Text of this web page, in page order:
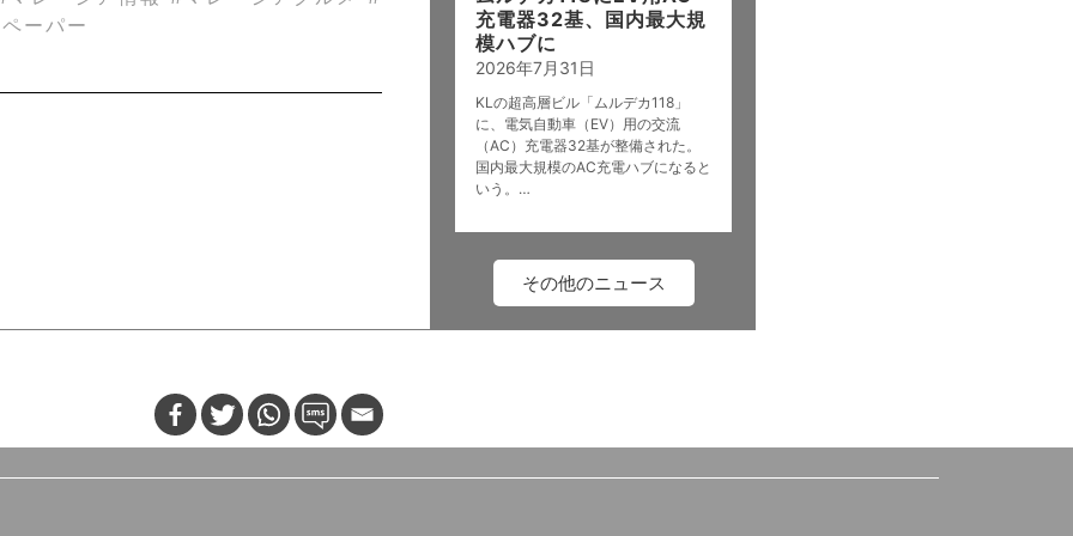
ーパー
充電器32基、国内最大規
模ハブに
2026年7月31日
KLの超高層ビル「ムルデカ118」
に、電気自動車（EV）用の交流
（AC）充電器32基が整備された。
国内最大規模のAC充電ハブになると
いう。…
その他のニュース